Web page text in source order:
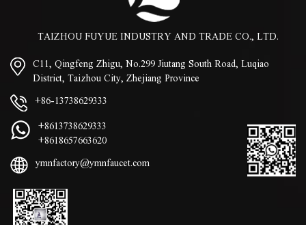
TAIZHOU FUYUE INDUSTRY AND TRADE CO., LTD.
C11, Qingfeng Zhigu, No.299 Jiutang South Road, Luqiao
District, Taizhou City, Zhejiang Province
+86-13738629333
+8613738629333
+8618657663620
ymnfactory@ymnfaucet.com